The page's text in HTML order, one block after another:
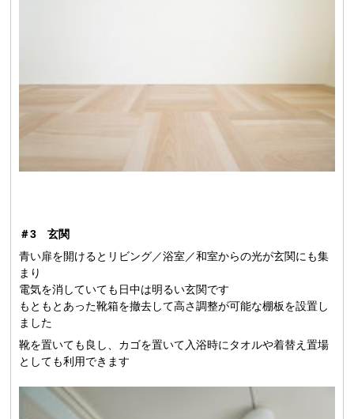
＃3 玄関
青い扉を開けるとリビング／浴室／和室からの光が玄関にも集
まり
電気を消していても日中は明るい玄関です
もともとあった靴箱を撤去して高さ調整が可能な棚板を設置し
ました
靴を置いても良し、カゴを置いて入浴時にタオルや着替え置場
としても利用できます